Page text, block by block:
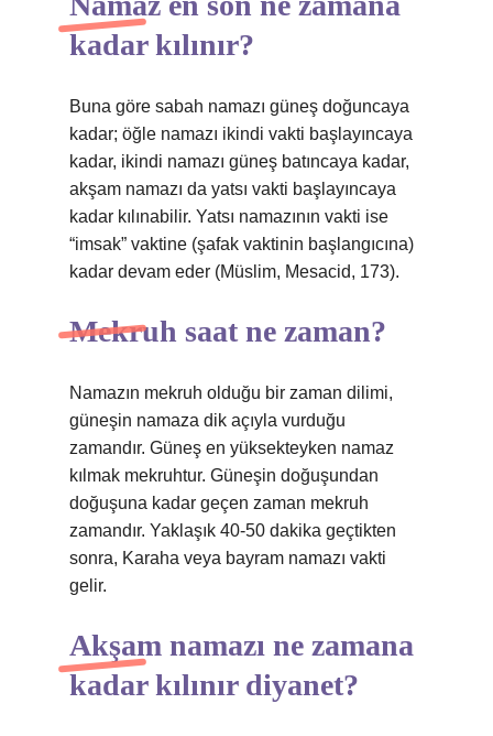
kadar kılınır?
Buna göre sabah namazı güneş doğuncaya
kadar; öğle namazı ikindi vakti başlayıncaya
kadar, ikindi namazı güneş batıncaya kadar,
akşam namazı da yatsı vakti başlayıncaya
kadar kılınabilir. Yatsı namazının vakti ise
“imsak” vaktine (şafak vaktinin başlangıcına)
kadar devam eder (Müslim, Mesacid, 173).
Mekruh saat ne zaman?
Namazın mekruh olduğu bir zaman dilimi,
güneşin namaza dik açıyla vurduğu
zamandır. Güneş en yüksekteyken namaz
kılmak mekruhtur. Güneşin doğuşundan
doğuşuna kadar geçen zaman mekruh
zamandır. Yaklaşık 40-50 dakika geçtikten
sonra, Karaha veya bayram namazı vakti
gelir.
Akşam namazı ne zamana
kadar kılınır diyanet?